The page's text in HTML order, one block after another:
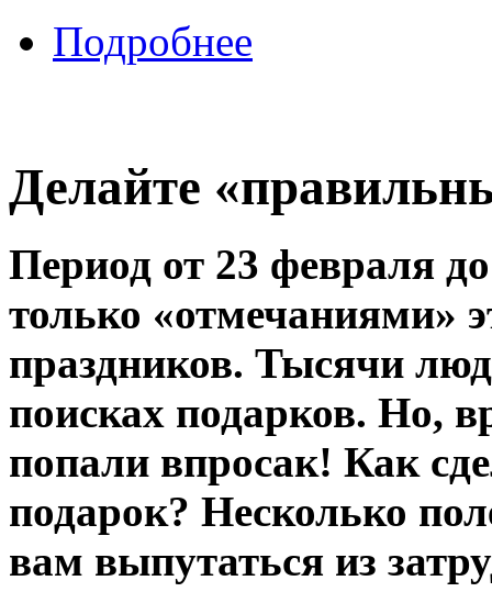
Подробнее
Делайте
Период от 23 февраля
только «отмечаниями»
праздников. Тысячи
поисках подарков. Но,
попали впросак! Как
подарок? Несколько
вам выпутаться из